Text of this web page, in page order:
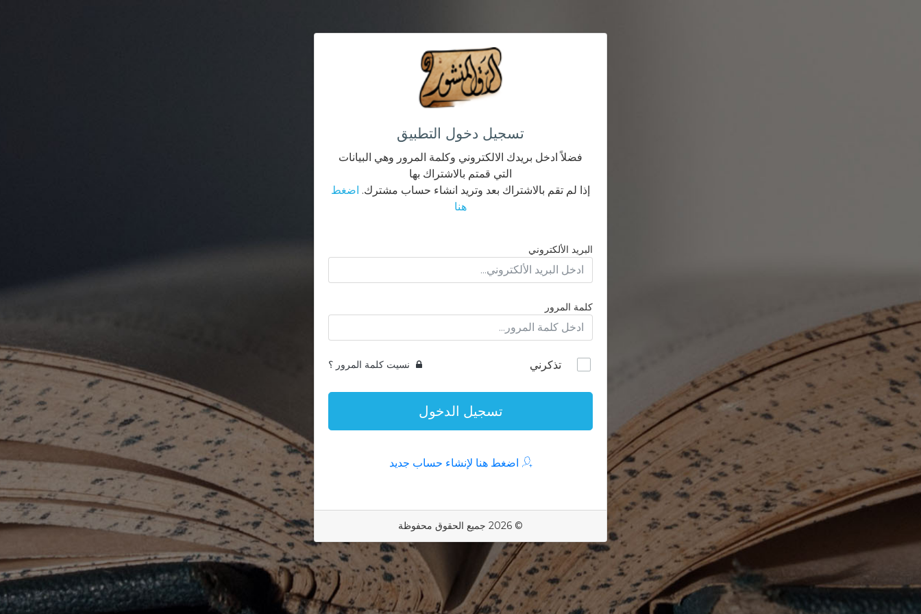
تسجيل دخول التطبيق
فضلاً ادخل بريدك الالكتروني وكلمة المرور وهي البيانات
التي قمتم بالاشتراك بها
إذا لم تقم بالاشتراك بعد وتريد انشاء حساب مشترك. اضغط
هنا
البريد الألكتروني
كلمة المرور
تذكرني نسيت كلمة المرور ؟
تسجيل الدخول
اضغط هنا لإنشاء حساب جديد
© 2026 جميع الحقوق محفوظة